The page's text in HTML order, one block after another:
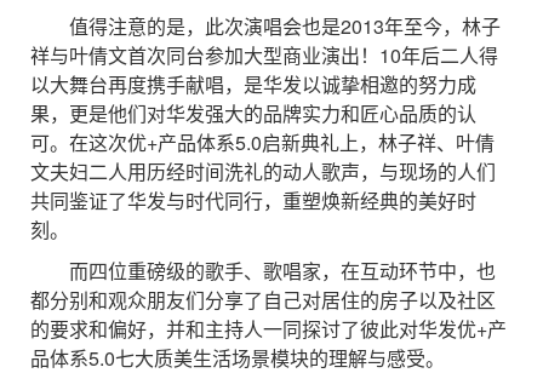
值得注意的是，此次演唱会也是2013年至今，林子
祥与叶倩文首次同台参加大型商业演出！10年后二人得
以大舞台再度携手献唱，是华发以诚挚相邀的努力成
果，更是他们对华发强大的品牌实力和匠心品质的认
可。在这次优+产品体系5.0启新典礼上，林子祥、叶倩
文夫妇二人用历经时间洗礼的动人歌声，与现场的人们
共同鉴证了华发与时代同行，重塑焕新经典的美好时
刻。
而四位重磅级的歌手、歌唱家，在互动环节中，也
都分别和观众朋友们分享了自己对居住的房子以及社区
的要求和偏好，并和主持人一同探讨了彼此对华发优+产
品体系5.0七大质美生活场景模块的理解与感受。